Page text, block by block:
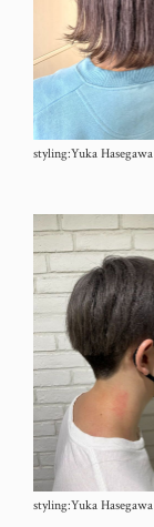
styling:Yuka Hasegawa
styling:Yuka Hasegawa